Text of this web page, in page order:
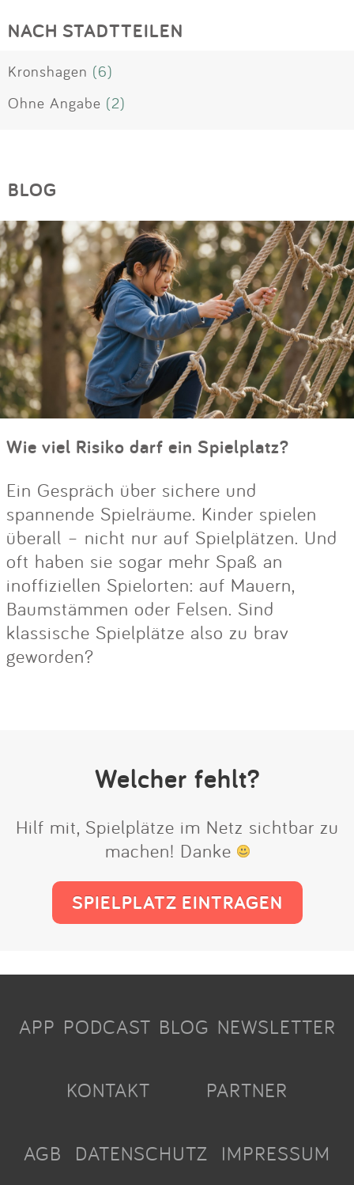
NACH STADTTEILEN
Kronshagen (6)
Ohne Angabe (2)
BLOG
Wie viel Risiko darf ein Spielplatz?
Ein Gespräch über sichere und
spannende Spielräume. Kinder spielen
überall – nicht nur auf Spielplätzen. Und
oft haben sie sogar mehr Spaß an
inoffiziellen Spielorten: auf Mauern,
Baumstämmen oder Felsen. Sind
klassische Spielplätze also zu brav
geworden?
Welcher fehlt?
Hilf mit, Spielplätze im Netz sichtbar zu
machen! Danke
SPIELPLATZ EINTRAGEN
APP PODCAST BLOG NEWSLETTER
KONTAKT PARTNER
AGB DATENSCHUTZ IMPRESSUM